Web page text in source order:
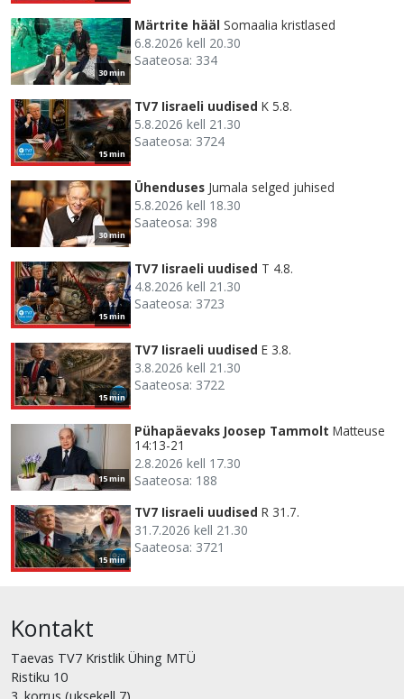
30 min
Märtrite hääl Somaalia kristlased
6.8.2026 kell 20.30
Saateosa: 334
15 min
TV7 Iisraeli uudised K 5.8.
5.8.2026 kell 21.30
Saateosa: 3724
30 min
Ühenduses Jumala selged juhised
5.8.2026 kell 18.30
Saateosa: 398
15 min
TV7 Iisraeli uudised T 4.8.
4.8.2026 kell 21.30
Saateosa: 3723
15 min
TV7 Iisraeli uudised E 3.8.
3.8.2026 kell 21.30
Saateosa: 3722
15 min
Pühapäevaks Joosep Tammolt Matteuse
14:13-21
2.8.2026 kell 17.30
Saateosa: 188
15 min
TV7 Iisraeli uudised R 31.7.
31.7.2026 kell 21.30
Saateosa: 3721
Kontakt
Taevas TV7 Kristlik Ühing MTÜ
Ristiku 10